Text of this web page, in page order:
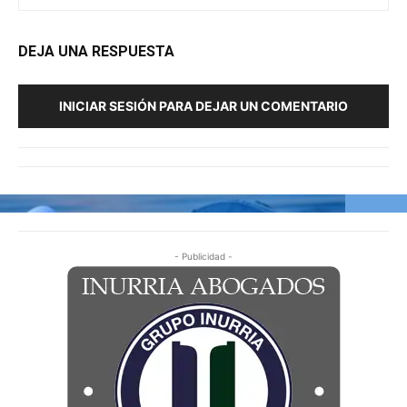
DEJA UNA RESPUESTA
INICIAR SESIÓN PARA DEJAR UN COMENTARIO
- Publicidad -